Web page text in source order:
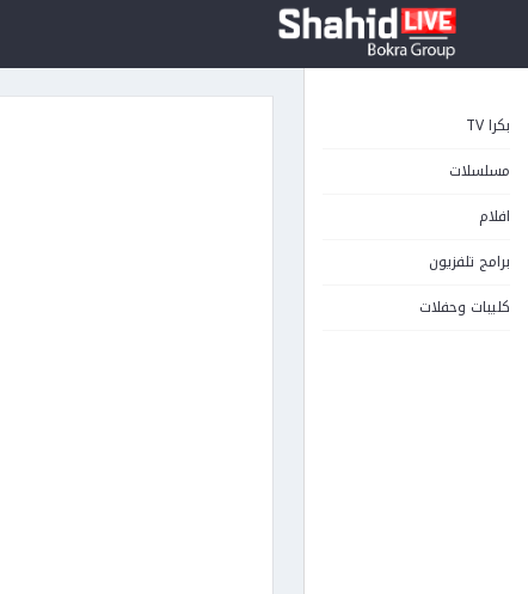
بكرا TV
مسلسلات
افلام
برامج تلفزيون
كليبات وحفلات